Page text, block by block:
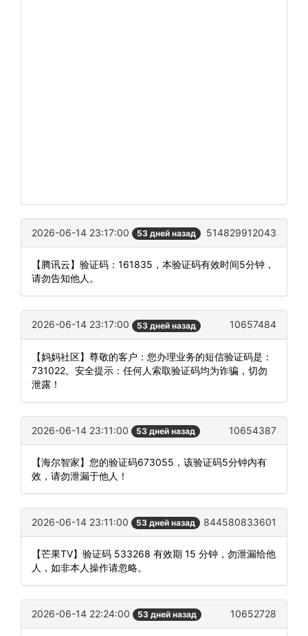
2026-06-14 23:17:00 53 дней назад 514829912043
【腾讯云】验证码：161835，本验证码有效时间5分钟，
请勿告知他人。
2026-06-14 23:17:00 53 дней назад 10657484
【妈妈社区】尊敬的客户：您办理业务的短信验证码是：
731022。安全提示：任何人索取验证码均为诈骗，切勿
泄露！
2026-06-14 23:11:00 53 дней назад 10654387
【海尔智家】您的验证码673055，该验证码5分钟内有
效，请勿泄漏于他人！
2026-06-14 23:11:00 53 дней назад 844580833601
【芒果TV】验证码 533268 有效期 15 分钟，勿泄漏给他
人，如非本人操作请忽略。
2026-06-14 22:24:00 53 дней назад 10652728